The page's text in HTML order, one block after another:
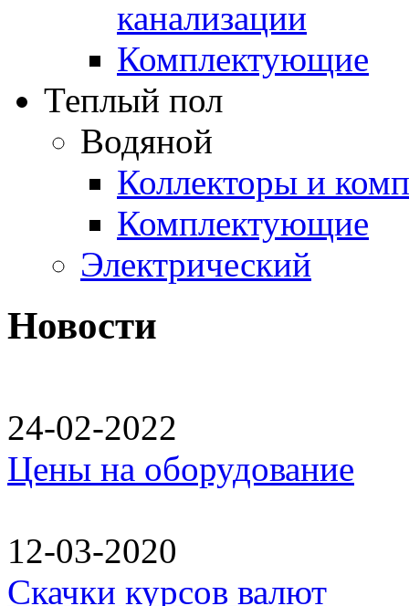
канализации
Комплектующие
Теплый пол
Водяной
Коллекторы и
Комплектующие
Электрический
Новости
24-02-2022
Цены на оборудование
12-03-2020
Скачки курсов валют